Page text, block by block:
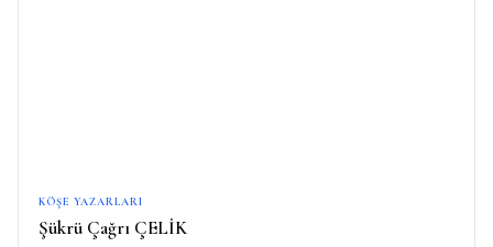
KÖŞE YAZARLARI
Şükrü Çağrı ÇELİK